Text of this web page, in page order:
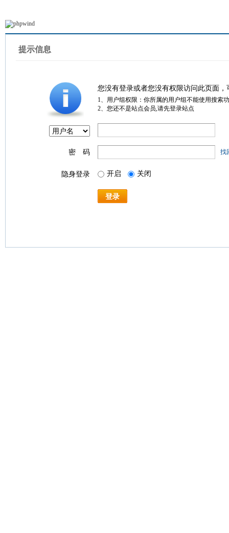
提示信息
您没有登录或者您没有权限访问此页面
1、用户组权限：你所属的用户组不能使用搜索
2、您还不是站点会员,请先登录站点
密 码 找
隐身登录 开启 关闭
登录